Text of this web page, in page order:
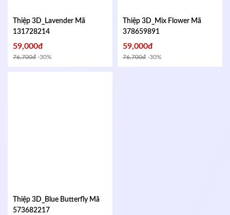
Thiệp 3D_Lavender Mã
131728214
59,000đ
76,700đ -30%
Thiệp 3D_Mix Flower Mã
378659891
59,000đ
76,700đ -30%
Thiệp 3D_Blue Butterfly Mã
573682217